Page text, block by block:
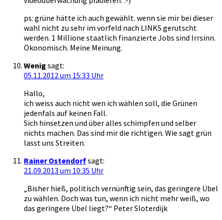
ps: grüne hätte ich auch gewählt. wenn sie mir bei dieser
wahl nicht zu sehr im vorfeld nach LINKS gerutscht
werden. 1 Millione staatlich finanzierte Jobs sind Irrsinn.
Ökonomisch. Meine Meinung.
Wenig sagt:
05.11.2012 um 15:33 Uhr
Hallo,
ich weiss auch nicht wen ich wählen soll, die Grünen
jedenfals auf keinen Fall.
Sich hinsetzen und über alles schimpfen und selber
nichts machen. Das sind mir die richtigen. Wie sagt grün
lasst uns Streiten.
Rainer Ostendorfsagt:
21.09.2013 um 10:35 Uhr
„Bisher hieß, politisch vernünftig sein, das geringere Übel
zu wählen. Doch was tun, wenn ich nicht mehr weiß, wo
das geringere Übel liegt?“ Peter Sloterdijk